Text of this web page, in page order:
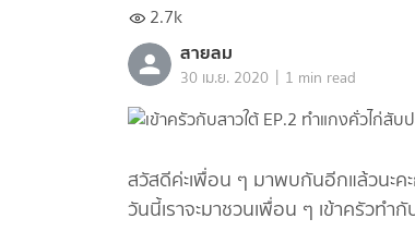
2.7k
สายลม
30 เม.ย. 2020 | 1 min read
สวัสดีค่ะเพื่อน ๆ มาพบกันอีกแล้วนะค
วันนี้เราจะมาชวนเพื่อน ๆ เข้าครัวทำ